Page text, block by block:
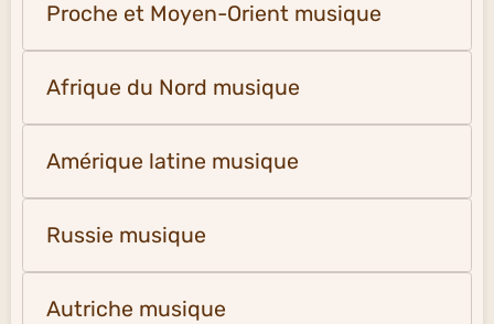
Proche et Moyen-Orient musique
Afrique du Nord musique
Amérique latine musique
Russie musique
Autriche musique